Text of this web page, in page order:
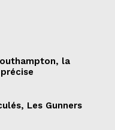
la
Les Gunners